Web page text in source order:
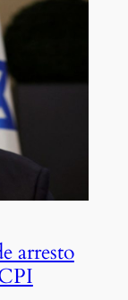
arresto